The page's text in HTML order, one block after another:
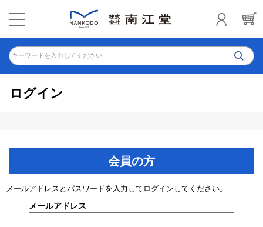
キーワードを入力してください
ログイン
会員の方
メールアドレスとパスワードを入力してログインしてください。
メールアドレス